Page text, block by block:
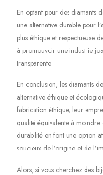
En optant pour des diamants
une alternative durable pour
plus éthique et respectueuse
à promouvoir une industrie
transparente.
En conclusion, les diamants
alternative éthique et
fabrication éthique, leur
qualité équivalente à
durabilité en font une option
soucieux de l’origine et de
Alors, si vous cherchez des